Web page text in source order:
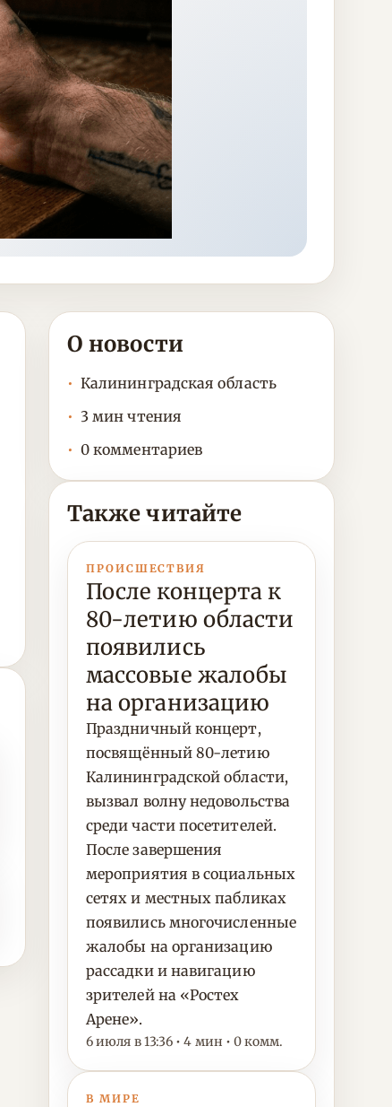
О новости
Калининградская область
3 мин чтения
0 комментариев
Также читайте
ПРОИСШЕСТВИЯ
После концерта к
80-летию области
появились
массовые жалобы
на организацию
Праздничный концерт,
посвящённый 80-летию
Калининградской области,
вызвал волну недовольства
среди части посетителей.
После завершения
мероприятия в социальных
сетях и местных пабликах
появились многочисленные
жалобы на организацию
рассадки и навигацию
зрителей на «Ростех
Арене».
6 июля в 13:36 • 4 мин • 0 комм.
В МИРЕ